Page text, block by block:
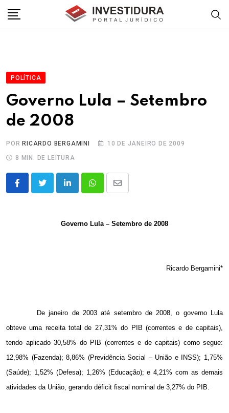
POLÍTICA
Governo Lula – Setembro
de 2008
POR RICARDO BERGAMINI
10 DE JANEIRO DE 2009
8 MIN. DE LEITURA
LinkedInWhatsappShare
Governo Lula – Setembro de 2008
Ricardo Bergamini*
De janeiro de 2003 até setembro de 2008, o governo Lula
obteve uma receita total de 27,31% do PIB (correntes e de capitais),
tendo aplicado 30,58% do PIB (correntes e de capitais) como segue:
12,98% (Fazenda); 8,86% (Previdência Social – União e INSS); 1,75%
(Saúde); 1,52% (Defesa); 1,26% (Educação); e 4,21% com as demais
atividades da União, gerando déficit fiscal nominal de 3,27% do PIB.